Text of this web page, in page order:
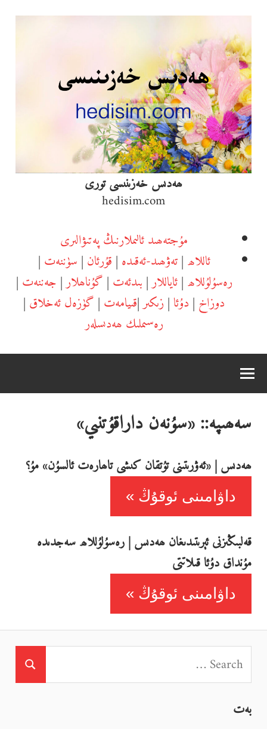
Skip
content
ھەدىس خەزىنىسى تورى
hedisim.com
مۇجتەھىد ئالىملارنىڭ پەتىۋالىرى
ئاللاھ|تەۋھىد-ئەقىدە|قۇرئان|سۈننەت|
رەسۇلۇللاھ|ئاياللار|بىدئەت|گۇناھلار|جەننەت|
دوزاخ|دۇئا|زىكىر|قىيامەت|گۈزەل ئەخلاق|
رەسىملىك ھەدىسلەر
سەھىپە::«سۇنەن داراقۇتنىي»
ھەدىس | «ئەۋرىتىنى تۇتقان كىشى تاھارەت ئالسۇن» مۇ؟
داۋامىنى ئوقۇڭ
قەلبىڭىزنى ئېرىتىدىغان ھەدىس | رەسۇلۇللاھ سەجدىدە
مۇنداق دۇئا قىلاتتى
داۋامىنى ئوقۇڭ
بەت